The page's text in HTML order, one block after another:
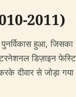
2011)
हुआ, जिसका
डिज़ाइन
दीवार से जोड़ा